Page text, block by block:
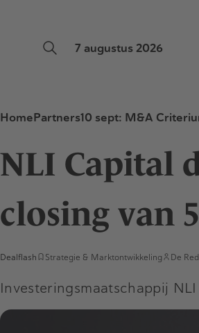
7 augustus 2026
HomePartners10 sept: M&A
NLI Capital
closing van
Dealflash Strategie & Marktontwikkeling De
Investeringsmaatschappij